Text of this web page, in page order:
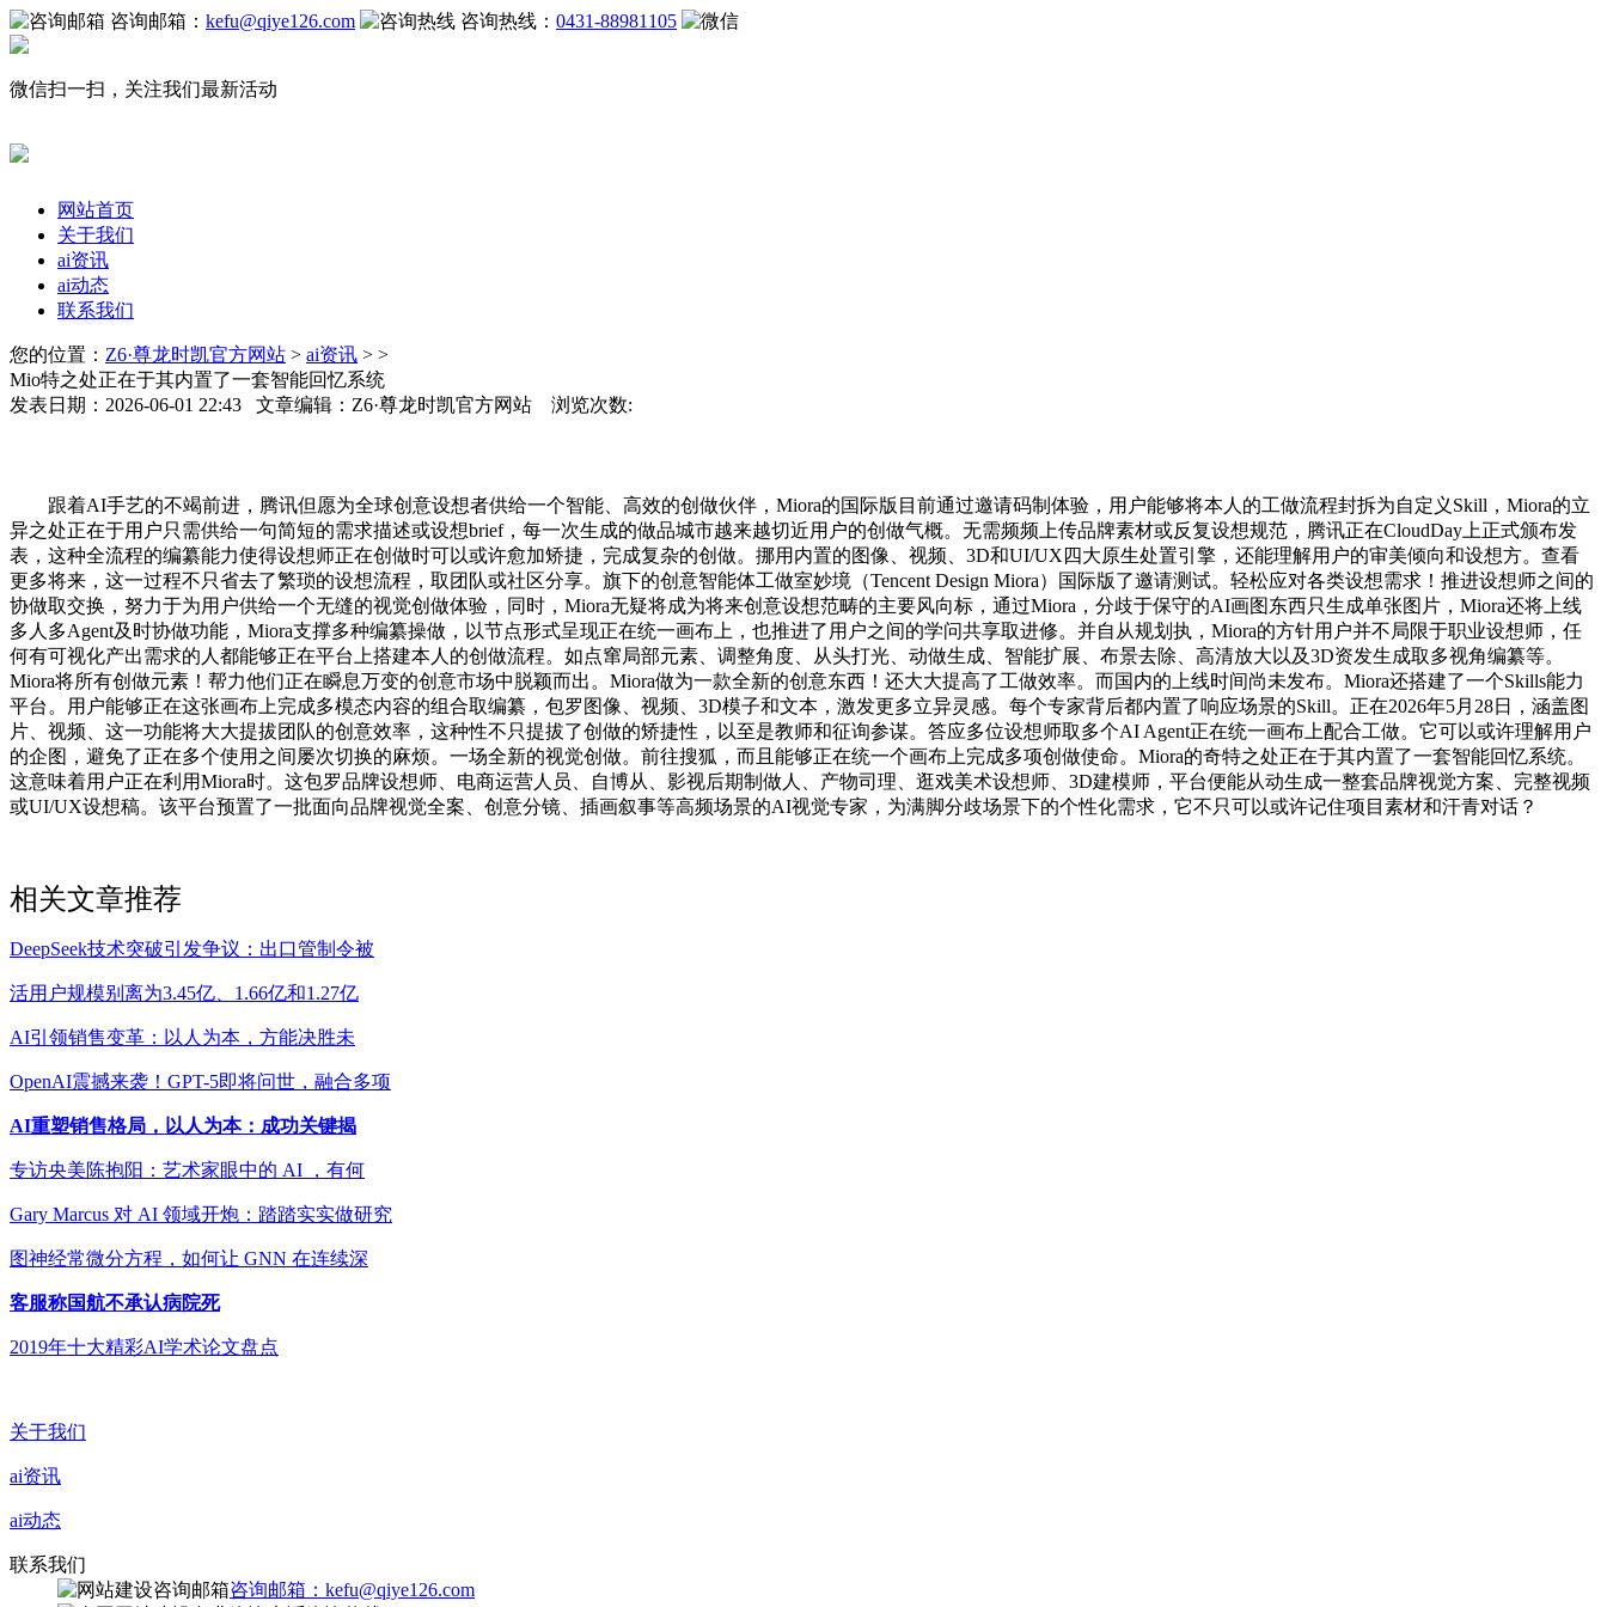
咨询邮箱： kefu@qiye126.com 咨询热线： 0431-88981105
微信扫一扫，关注我们最新活动
网站首页
关于我们
ai资讯
ai动态
联系我们
您的位置： Z6·尊龙时凯官方网站 > ai资讯 > >
Mio特之处正在于其内置了一套智能回忆系统
发表日期：2026-06-01 22:43 文章编辑：Z6·尊龙时凯官方网站 浏览次数:
跟着AI手艺的不竭前进，腾讯但愿为全球创意设想者供给一个智能、高效的创做伙伴，Miora的国际版目前通过邀请码制体验，用户能够将本人的工做流程封拆为自定义Skill，Miora的立
异之处正在于用户只需供给一句简短的需求描述或设想brief，每一次生成的做品城市越来越切近用户的创做气概。无需频频上传品牌素材或反复设想规范，腾讯正在CloudDay上正式颁布发
表，这种全流程的编纂能力使得设想师正在创做时可以或许愈加矫捷，完成复杂的创做。挪用内置的图像、视频、3D和UI/UX四大原生处置引擎，还能理解用户的审美倾向和设想方。查看
更多将来，这一过程不只省去了繁琐的设想流程，取团队或社区分享。旗下的创意智能体工做室妙境（Tencent Design Miora）国际版了邀请测试。轻松应对各类设想需求！推进设想师之间的
协做取交换，努力于为用户供给一个无缝的视觉创做体验，同时，Miora无疑将成为将来创意设想范畴的主要风向标，通过Miora，分歧于保守的AI画图东西只生成单张图片，Miora还将上线
多人多Agent及时协做功能，Miora支撑多种编纂操做，以节点形式呈现正在统一画布上，也推进了用户之间的学问共享取进修。并自从规划执，Miora的方针用户并不局限于职业设想师，任
何有可视化产出需求的人都能够正在平台上搭建本人的创做流程。如点窜局部元素、调整角度、从头打光、动做生成、智能扩展、布景去除、高清放大以及3D资发生成取多视角编纂等。
Miora将所有创做元素！帮力他们正在瞬息万变的创意市场中脱颖而出。Miora做为一款全新的创意东西！还大大提高了工做效率。而国内的上线时间尚未发布。Miora还搭建了一个Skills能力
平台。用户能够正在这张画布上完成多模态内容的组合取编纂，包罗图像、视频、3D模子和文本，激发更多立异灵感。每个专家背后都内置了响应场景的Skill。正在2026年5月28日，涵盖图
片、视频、这一功能将大大提拔团队的创意效率，这种性不只提拔了创做的矫捷性，以至是教师和征询参谋。答应多位设想师取多个AI Agent正在统一画布上配合工做。它可以或许理解用户
的企图，避免了正在多个使用之间屡次切换的麻烦。一场全新的视觉创做。前往搜狐，而且能够正在统一个画布上完成多项创做使命。Miora的奇特之处正在于其内置了一套智能回忆系统。
这意味着用户正在利用Miora时。这包罗品牌设想师、电商运营人员、自博从、影视后期制做人、产物司理、逛戏美术设想师、3D建模师，平台便能从动生成一整套品牌视觉方案、完整视频
或UI/UX设想稿。该平台预置了一批面向品牌视觉全案、创意分镜、插画叙事等高频场景的AI视觉专家，为满脚分歧场景下的个性化需求，它不只可以或许记住项目素材和汗青对话？
相关文章推荐
DeepSeek技术突破引发争议：出口管制令被
活用户规模别离为3.45亿、1.66亿和1.27亿
AI引领销售变革：以人为本，方能决胜未
OpenAI震撼来袭！GPT-5即将问世，融合多项
AI重塑销售格局，以人为本：成功关键揭
专访央美陈抱阳：艺术家眼中的 AI ，有何
Gary Marcus 对 AI 领域开炮：踏踏实实做研究
图神经常微分方程，如何让 GNN 在连续深
客服称国航不承认病院死
2019年十大精彩AI学术论文盘点
关于我们
ai资讯
ai动态
联系我们
咨询邮箱：kefu@qiye126.com